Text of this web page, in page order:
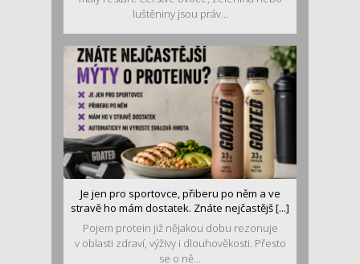
luštěniny jsou práv...
Je jen pro sportovce, přiberu po něm a ve
stravě ho mám dostatek. Znáte nejčastějš [...]
Pojem protein již nějakou dobu rezonuje
v oblasti zdraví, výživy i dlouhověkosti. Přesto
se o ně...